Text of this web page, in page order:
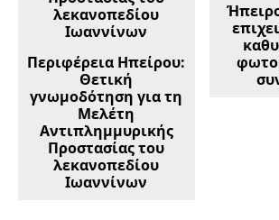
Περιφέρεια Ηπείρου:
Θετική
γνωμοδότηση για τη
Μελέτη
Αντιπλημμυρικής
Προστασίας του
λεκανοπεδίου
Ιωαννίνων